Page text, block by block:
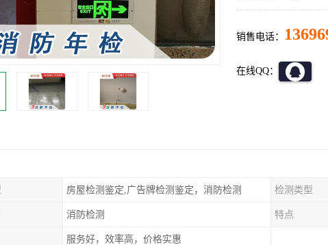
销售电话：
在线QQ：
房屋检测鉴定,广告牌检测鉴定，消防检测 检测类型
消防检测 特点
服务好，效率高，价格实惠